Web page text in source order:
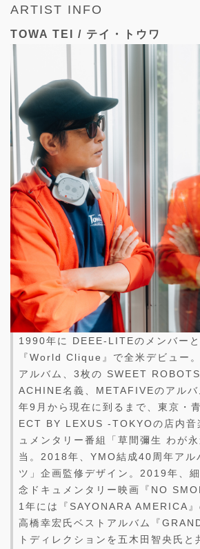
ARTIST INFO
TOWA TEI / テイ・トウワ
1990年に DEEE-LITEのメンバーと
『World Clique』で全米デビュー
アルバム、3枚の SWEET
ACHINE名義、METAFIVEのアル
年9月から現在に到るまで、東京・
ECT BY LEXUS -TOKYOの店内音
ュメンタリー番組「草間彌生 わが
当。2018年、YMO結成40周年アル
ツ」企画監修デザイン。2019年、
念ドキュメンタリー映画『NO
1年には『SAYONARA AMERICA』
高橋幸宏氏ベストアルバム『
トディレクションを五木田智央氏